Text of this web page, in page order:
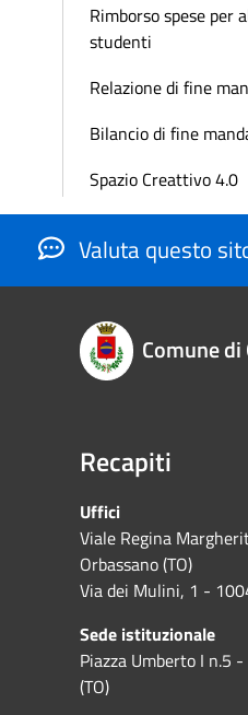
Rimborso spese per
studenti
Relazione di fine
Bilancio di fine
Spazio Creattivo 4.0
Valuta questo
Comune
Recapiti
Uffici
Viale Regina
Orbassano (TO)
Via dei Mulini, 1 -
Sede istituzionale
Piazza Umberto I n.5
(TO)